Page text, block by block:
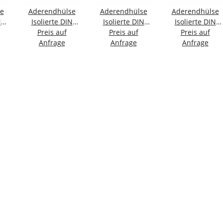
Aderendhülse
Isolierte DIN
46228/4; 0,25
mm² - 6 mm
Preis auf
Anfrage
Aderendhülse
Isolierte DIN
46228/4; 0,25
mm² - 6 mm
Preis auf
Anfrage
Aderendhülse
Isolierte DIN
46228/4; 0,34
mm² - 6 mm
Preis auf
Anfrage